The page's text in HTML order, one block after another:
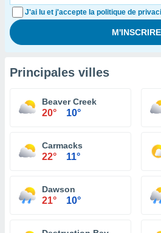
J'ai lu et j'accepte la politique de
Principales villes
Beaver Creek
20° 10°
Carmacks
22° 11°
Dawson
21° 10°